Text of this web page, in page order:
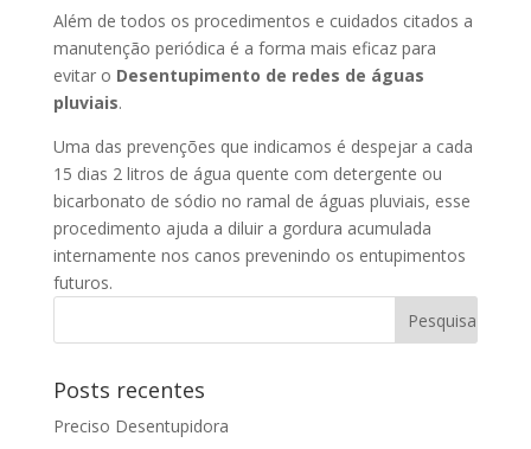
Além de todos os procedimentos e cuidados citados a
manutenção periódica é a forma mais eficaz para
evitar o Desentupimento de redes de águas
pluviais.
Uma das prevenções que indicamos é despejar a cada
15 dias 2 litros de água quente com detergente ou
bicarbonato de sódio no ramal de águas pluviais, esse
procedimento ajuda a diluir a gordura acumulada
internamente nos canos prevenindo os entupimentos
futuros.
Posts recentes
Preciso Desentupidora